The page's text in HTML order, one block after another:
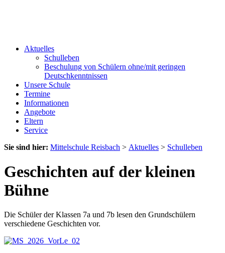
Aktuelles
Schulleben
Beschulung von Schülern ohne/mit geringen
Deutschkenntnissen
Unsere Schule
Termine
Informationen
Angebote
Eltern
Service
Sie sind hier: Mittelschule Reisbach > Aktuelles > Schulleben
Geschichten auf der kleinen
Bühne
Die Schüler der Klassen 7a und 7b lesen den Grundschülern
verschiedene Geschichten vor.